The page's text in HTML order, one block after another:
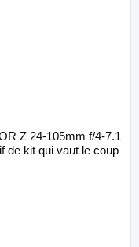
Z 24-105mm f/4-7.1
de kit qui vaut le coup